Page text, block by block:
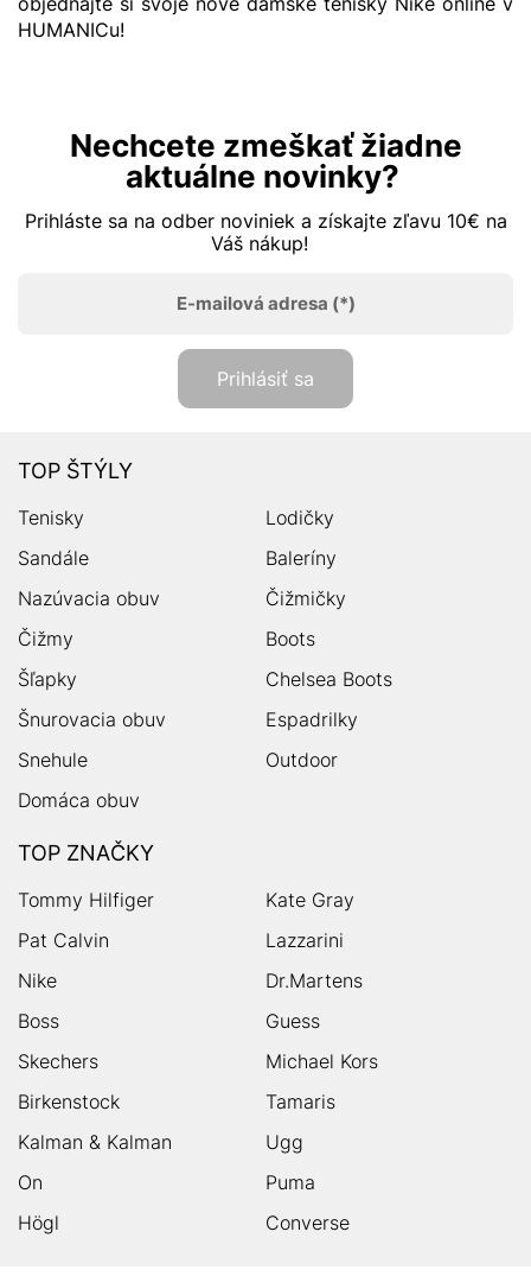
HUMANICu!
Nechcete zmeškať žiadne
aktuálne novinky?
Prihláste sa na odber noviniek a získajte zľavu 10€ na
Váš nákup!
E-mailová adresa (*)
Prihlásiť sa
TOP ŠTÝLY
Tenisky
Lodičky
Sandále
Baleríny
Nazúvacia obuv
Čižmičky
Čižmy
Boots
Šľapky
Chelsea Boots
Šnurovacia obuv
Espadrilky
Snehule
Outdoor
Domáca obuv
TOP ZNAČKY
Tommy Hilfiger
Kate Gray
Pat Calvin
Lazzarini
Nike
Dr.Martens
Boss
Guess
Skechers
Michael Kors
Birkenstock
Tamaris
Kalman & Kalman
Ugg
On
Puma
Högl
Converse